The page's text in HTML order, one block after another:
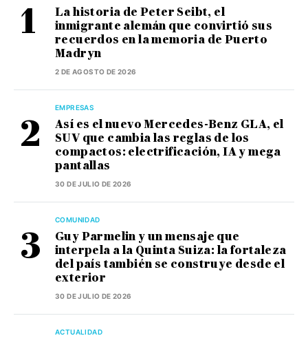
La historia de Peter Seibt, el
inmigrante alemán que convirtió sus
recuerdos en la memoria de Puerto
Madryn
2 DE AGOSTO DE 2026
EMPRESAS
Así es el nuevo Mercedes-Benz GLA, el
SUV que cambia las reglas de los
compactos: electrificación, IA y mega
pantallas
30 DE JULIO DE 2026
COMUNIDAD
Guy Parmelin y un mensaje que
interpela a la Quinta Suiza: la fortaleza
del país también se construye desde el
exterior
30 DE JULIO DE 2026
ACTUALIDAD